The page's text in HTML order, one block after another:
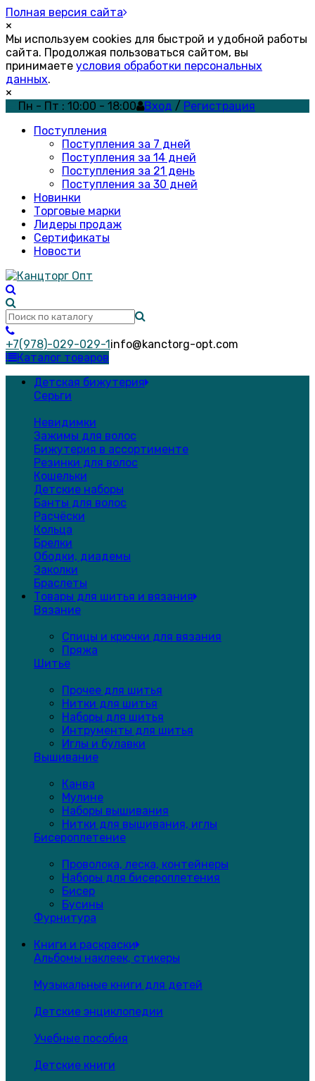
Полная версия сайта
×
Мы используем cookies для быстрой и удобной работы
сайта. Продолжая пользоваться сайтом, вы
принимаете условия обработки персональных
данных.
×
Пн - Пт : 10:00 - 18:00
Вход / Регистрация
Поступления
Поступления за 7 дней
Поступления за 14 дней
Поступления за 21 день
Поступления за 30 дней
Новинки
Торговые марки
Лидеры продаж
Сертификаты
Новости
+7(978)-029-029-1info@kanctorg-opt.com
Каталог товаров
Детская бижутерия
Серьги
Невидимки
Зажимы для волос
Бижутерия в ассортименте
Резинки для волос
Кошельки
Детские наборы
Банты для волос
Расчёски
Кольца
Брелки
Ободки, диадемы
Заколки
Браслеты
Товары для шитья и вязания
Вязание
Спицы и крючки для вязания
Пряжа
Шитье
Прочее для шитья
Нитки для шитья
Наборы для шитья
Интрументы для шитья
Иглы и булавки
Вышивание
Канва
Мулине
Наборы вышивания
Нитки для вышивания, иглы
Бисероплетение
Проволока, леска, контейнеры
Наборы для бисероплетения
Бисер
Бусины
Фурнитура
Книги и раскраски
Альбомы наклеек, стикеры
Музыкальные книги для детей
Детские энциклопедии
Учебные пособия
Детские книги